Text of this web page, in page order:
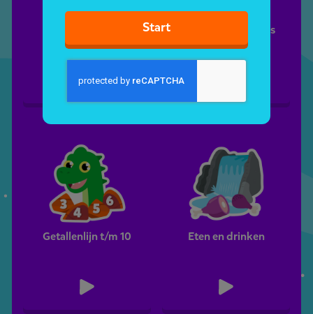
evenveel
Rijmen met Donnies
vriendjes
Getallenlijn t/m 10 Eten en drinken
Start